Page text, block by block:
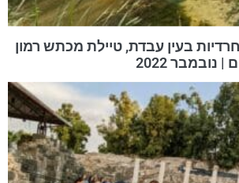
בעין עבדת, טיילת מכתש רמון
נובמבר 2022